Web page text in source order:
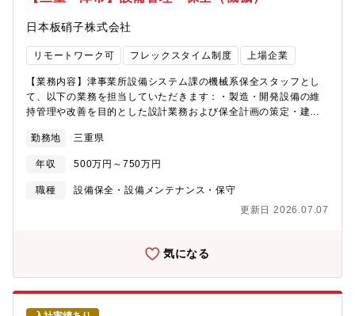
日本板硝子株式会社
リモートワーク可 フレックスタイム制度 上場企業
【業務内容】津事業所設備システム課の機械系保全スタッフとし
て、以下の業務を担当していただきます：・製造・開発設備の維
持管理や改善を目的とした設計業務および保全計画の策定・建
資計画の立案と実行・工事会社の手配から現場指示までを含む工
事安全の統括管理・新規事業展開に伴う製造設備の新設などのプ
ロジェクト推進【将来任せる可能性のある業務およびキャリアプ
ラン】まずは設備システム課の機械系保全スタッフとしてご活躍
可能です：・課長代理や課長などのマネジメントポジションでの
のスキルの拡大・事業所におけるマネジメント範囲を広げ、将来
的には事業所長へのキャリアアップ個々の適性や希望を考慮し、
最適なキャリア形成プランを提供します。【組織のミッション】
事業支援部のミッションは、コンパクトで機能的な体制のもと、
「事業の場」および「働く場」として快適な事業所を提供するこ
勤務地 三重県
年収 500万円～750万円
職種
設備保全・設備メンテナンス・保守
更新日 2026.07.07
気になる